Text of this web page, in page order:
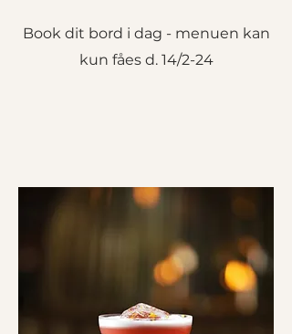
Book dit bord i dag - menuen kan
kun fåes d. 14/2-24